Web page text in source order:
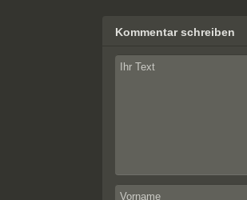
Kommentar schreiben